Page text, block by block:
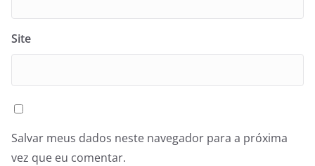
Site
Salvar meus dados neste navegador para a próxima
vez que eu comentar.